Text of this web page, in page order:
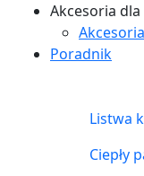
Akcesoria
Poradnik
Listwa
Ciepły